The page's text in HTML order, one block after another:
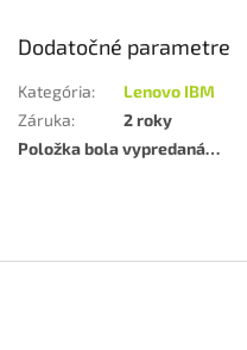
Dodatočné parametre
Kategória:
Lenovo IBM
Záruka:
2 roky
Položka bola vypredaná…